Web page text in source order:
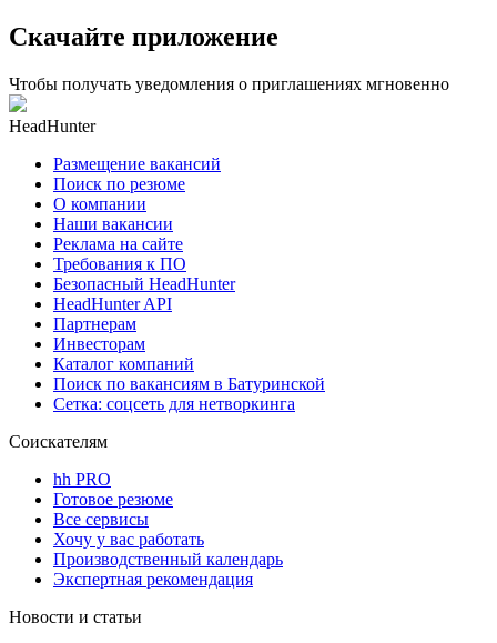
Скачайте приложение
Чтобы получать уведомления о приглашениях мгновенно
HeadHunter
Размещение вакансий
Поиск по резюме
О компании
Наши вакансии
Реклама на сайте
Требования к ПО
Безопасный HeadHunter
HeadHunter API
Партнерам
Инвесторам
Каталог компаний
Поиск по вакансиям в Батуринской
Сетка: соцсеть для нетворкинга
Соискателям
hh PRO
Готовое резюме
Все сервисы
Хочу у вас работать
Производственный календарь
Экспертная рекомендация
Новости и статьи